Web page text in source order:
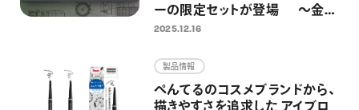
ーの限定セットが登場 ～金属
製の替芯ケースとホルダー式消
～
2025.12.16
製品情報
ぺんてるのコスメブランドから、
描きやすさを追求した アイブロ